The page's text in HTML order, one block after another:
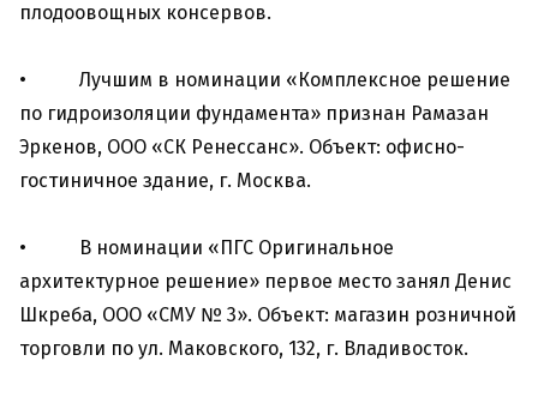
плодоовощных консервов.
• Лучшим в номинации «Комплексное решение
по гидроизоляции фундамента» признан Рамазан
Эркенов, ООО «СК Ренессанс». Объект: офисно-
гостиничное здание, г. Москва.
• В номинации «ПГС Оригинальное
архитектурное решение» первое место занял Денис
Шкреба, ООО «СМУ № 3». Объект: магазин розничной
торговли по ул. Маковского, 132, г. Владивосток.